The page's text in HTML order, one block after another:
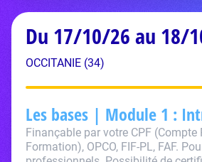
Du 17/10/26 au 18/
OCCITANIE (34)
Les bases | Module 1 :
Finançable par votre CPF (Compte
Formation), OPCO, FIF-PL, FAF.